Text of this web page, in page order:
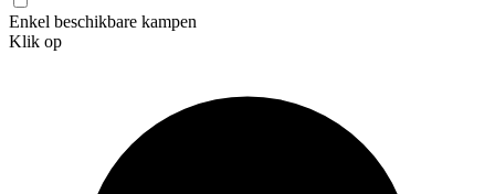
Enkel beschikbare kampen
Klik op